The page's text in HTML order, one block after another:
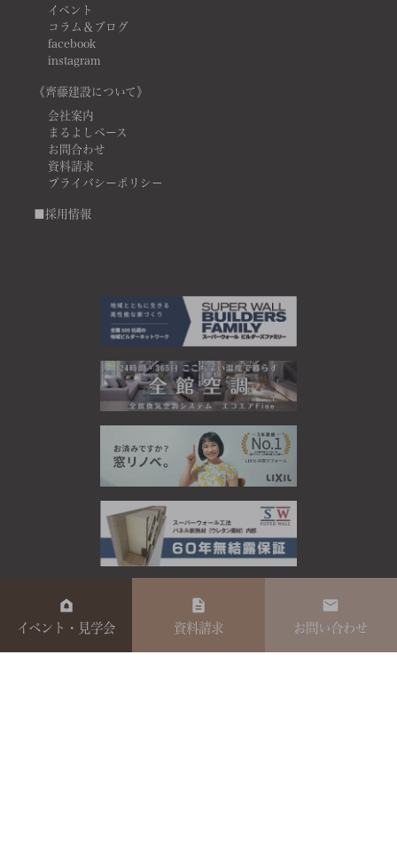
イベント
コラム＆ブログ
facebook
instagram
《齊藤建設について》
会社案内
まるよしベース
お問合わせ
資料請求
プライバシーポリシー
■採用情報
イベント・見学会 資料請求 お問い合わせ